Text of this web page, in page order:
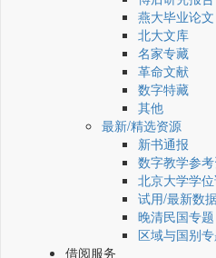
燕大毕业论文
北大文库
名家专藏
革命文献
数字特藏
其他
最新/精选资源
新书通报
数字教学参
北京大学学
试用/最新数
晚清民国专题
区域与国别
借阅服务